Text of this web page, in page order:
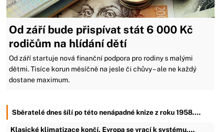
Od září bude přispívat stát 6 000 Kč
rodičům na hlídání dětí
Od září startuje nová finanční podpora pro rodiny s malými
dětmi. Tisíce korun měsíčně na jesle či chůvy – ale ne každý
dostane maximum.
Sběratelé dnes šílí po této nenápadné knize z roku 1958.…
Klasické klimatizace končí. Evropa se vrací k systému,…